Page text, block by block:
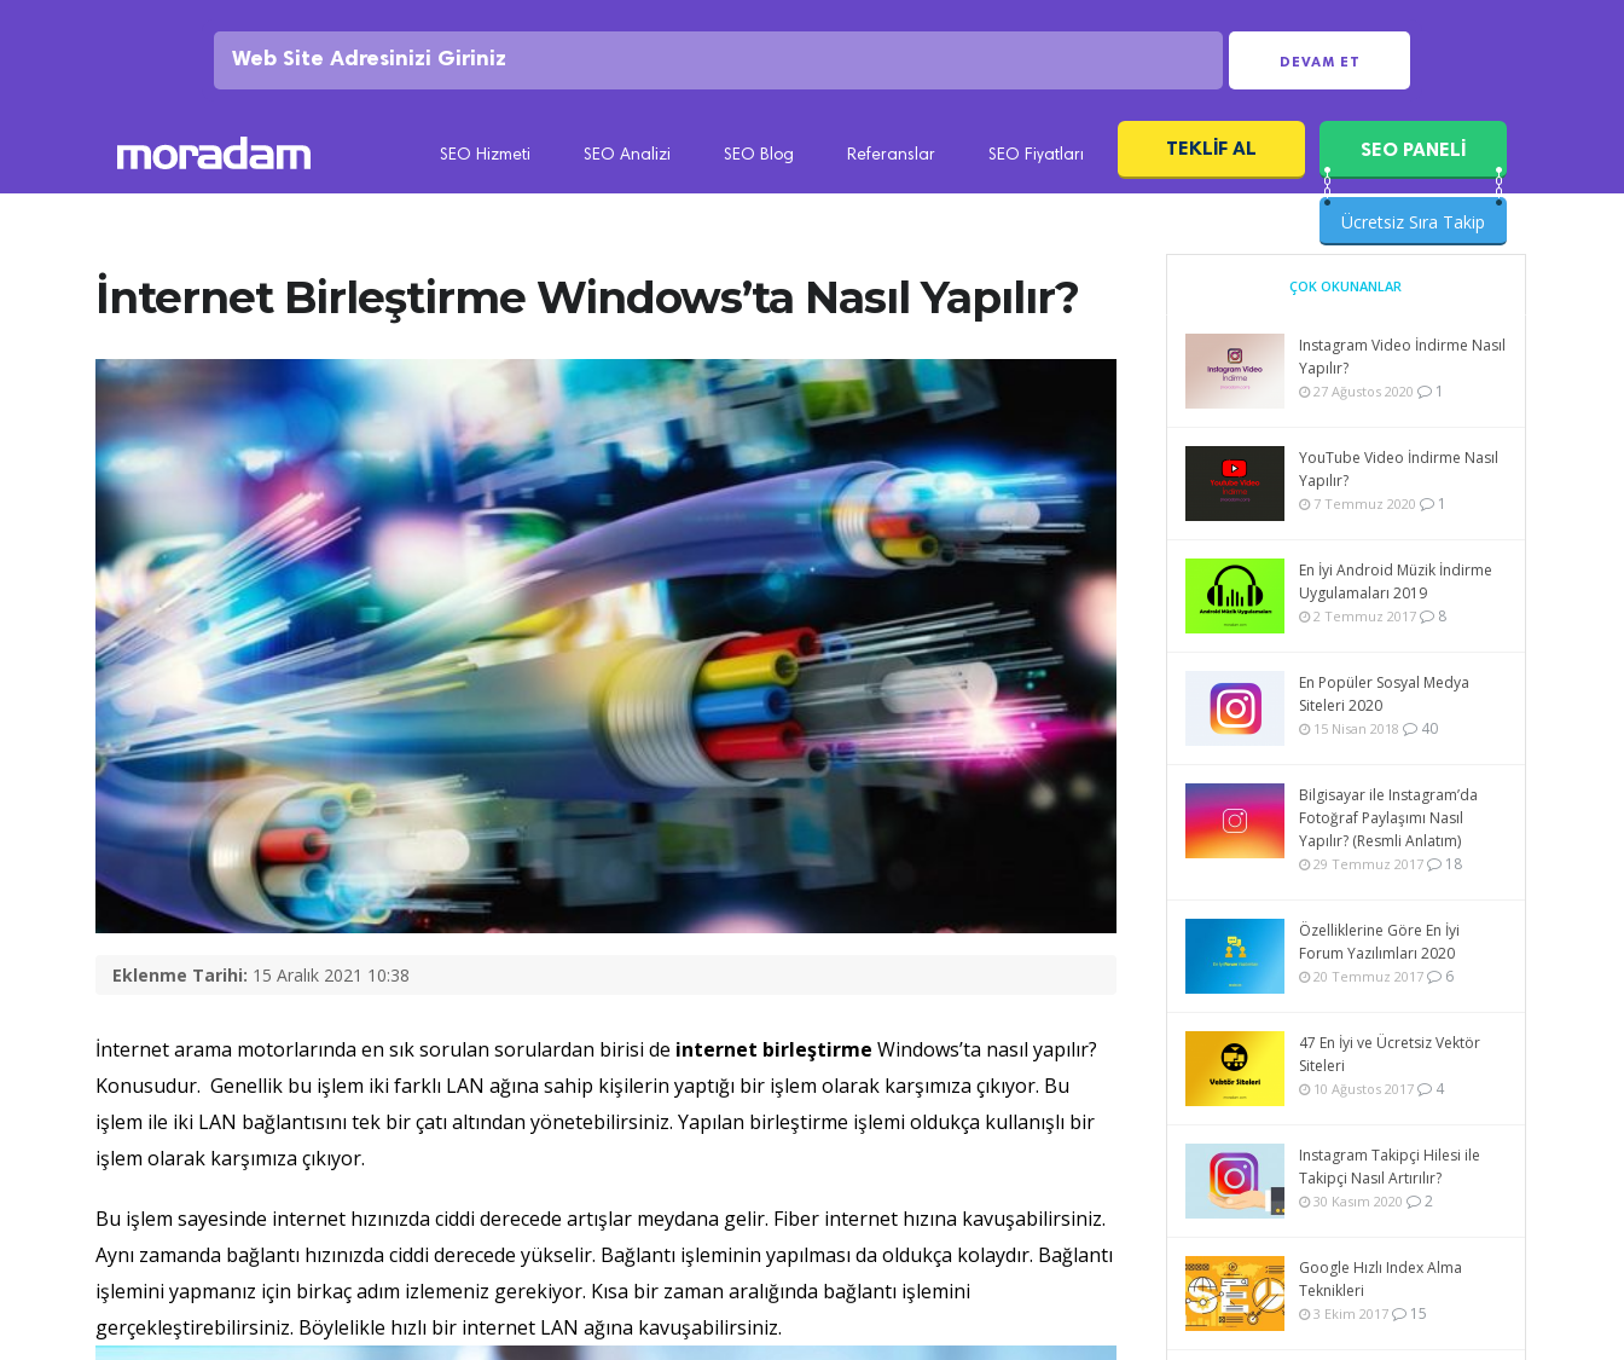
DEVAM ET
SEO Hizmeti SEO Analizi SEO Blog Referanslar SEO Fiyatları TEKLIF AL SEO PANELİ
Ücretsiz Sıra Takip
İnternet Birleştirme Windows’ta Nasıl Yapılır?
Eklenme Tarihi: 15 Aralık 2021 10:38
İnternet arama motorlarında en sık sorulan sorulardan birisi de internet birleştirme Windows’ta nasıl yapılır?
Konusudur. Genellik bu işlem iki farklı LAN ağına sahip kişilerin yaptığı bir işlem olarak karşımıza çıkıyor. Bu
işlem ile iki LAN bağlantısını tek bir çatı altından yönetebilirsiniz. Yapılan birleştirme işlemi oldukça kullanışlı bir
işlem olarak karşımıza çıkıyor.
Bu işlem sayesinde internet hızınızda ciddi derecede artışlar meydana gelir. Fiber internet hızına kavuşabilirsiniz.
Aynı zamanda bağlantı hızınızda ciddi derecede yükselir. Bağlantı işleminin yapılması da oldukça kolaydır. Bağlantı
işlemini yapmanız için birkaç adım izlemeniz gerekiyor. Kısa bir zaman aralığında bağlantı işlemini
gerçekleştirebilirsiniz. Böylelikle hızlı bir internet LAN ağına kavuşabilirsiniz.
ÇOK OKUNANLAR
Instagram Video İndirme Nasıl
Yapılır?
27 Ağustos 2020 1
YouTube Video İndirme Nasıl
Yapılır?
7 Temmuz 2020 1
En İyi Android Müzik İndirme
Uygulamaları 2019
2 Temmuz 2017 8
En Popüler Sosyal Medya
Siteleri 2020
15 Nisan 2018 40
Bilgisayar ile Instagram’da
Fotoğraf Paylaşımı Nasıl
Yapılır? (Resmli Anlatım)
29 Temmuz 2017 18
Özelliklerine Göre En İyi
Forum Yazılımları 2020
20 Temmuz 2017 6
47 En İyi ve Ücretsiz Vektör
Siteleri
10 Ağustos 2017 4
Instagram Takipçi Hilesi ile
Takipçi Nasıl Artırılır?
30 Kasım 2020 2
Google Hızlı Index Alma
Teknikleri
3 Ekim 2017 15